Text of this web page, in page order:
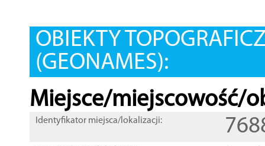
OBIEKTY
(GEONAMES):
Miejsce/miejscowość/
Identyfikator miejsca/lokalizacji: